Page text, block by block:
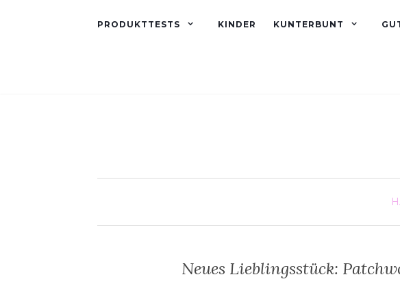
PRODUKTTESTS KINDER KUNTERBUNT
Neues Lieblingsstück: